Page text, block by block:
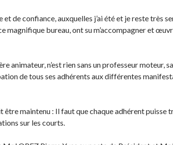
de confiance, auxquelles j’ai été et je reste très
magnifique bureau, ont su m’accompagner et
animateur, n’est rien sans un professeur moteur,
de tous ses adhérents aux différentes
maintenu : Il faut que chaque adhérent puisse
sur les courts.